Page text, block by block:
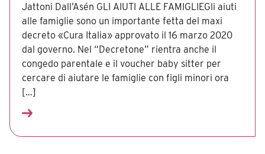
Jattoni Dall’Asén GLI AIUTI ALLE FAMIGLIEGli aiuti
alle famiglie sono un importante fetta del maxi
decreto «Cura Italia» approvato il 16 marzo 2020
dal governo. Nel “Decretone” rientra anche il
congedo parentale e il voucher baby sitter per
cercare di aiutare le famiglie con figli minori ora
[…]